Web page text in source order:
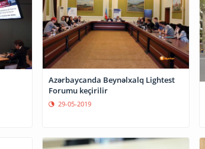
Azərbaycanda Beynəlxalq Lightest
Forumu keçirilir
29-05-2019